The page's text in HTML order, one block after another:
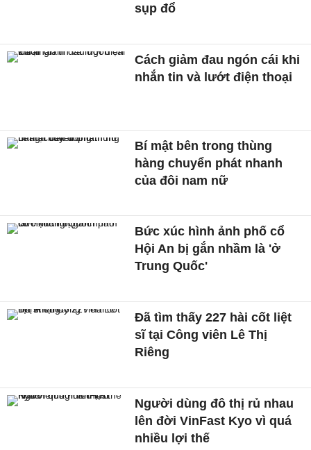
sụp đổ
Cách giảm đau ngón cái khi
nhắn tin và lướt điện thoại
Bí mật bên trong thùng
hàng chuyển phát nhanh
của đôi nam nữ
Bức xúc hình ảnh phố cổ
Hội An bị gắn nhầm là 'ở
Trung Quốc'
Đã tìm thấy 227 hài cốt liệt
sĩ tại Công viên Lê Thị
Riêng
Người dùng đô thị rủ nhau
lên đời VinFast Kyo vì quá
nhiều lợi thế